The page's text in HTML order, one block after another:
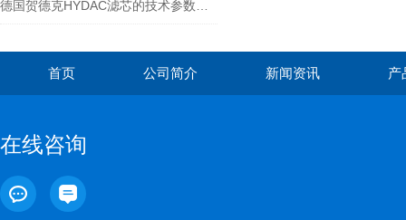
首页 公司简介 新闻资讯 产
在线咨询